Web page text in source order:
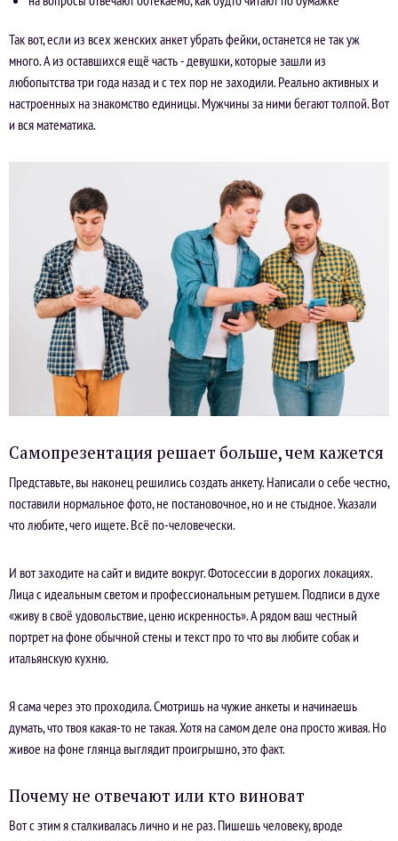
Так вот, если из всех женских анкет убрать фейки, останется не так уж
много. А из оставшихся ещё часть - девушки, которые зашли из
любопытства три года назад и с тех пор не заходили. Реально активных и
настроенных на знакомство единицы. Мужчины за ними бегают толпой. Вот
и вся математика.
Самопрезентация решает больше, чем кажется
Представьте, вы наконец решились создать анкету. Написали о себе честно,
поставили нормальное фото, не постановочное, но и не стыдное. Указали
что любите, чего ищете. Всё по-человечески.
И вот заходите на сайт и видите вокруг. Фотосессии в дорогих локациях.
Лица с идеальным светом и профессиональным ретушем. Подписи в духе
«живу в своё удовольствие, ценю искренность». А рядом ваш честный
портрет на фоне обычной стены и текст про то что вы любите собак и
итальянскую кухню.
Я сама через это проходила. Смотришь на чужие анкеты и начинаешь
думать, что твоя какая-то не такая. Хотя на самом деле она просто живая. Но
живое на фоне глянца выглядит проигрышно, это факт.
Почему не отвечают или кто виноват
Вот с этим я сталкивалась лично и не раз. Пишешь человеку, вроде